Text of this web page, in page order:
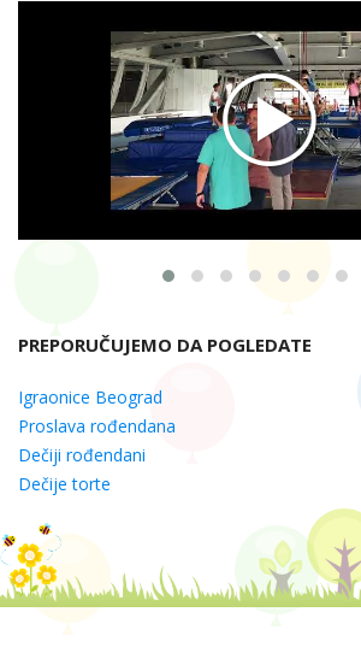
PREPORUČUJEMO DA POGLEDATE
Igraonice Beograd
Proslava rođendana
Dečiji rođendani
Dečije torte